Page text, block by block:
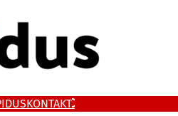
KONTAKT